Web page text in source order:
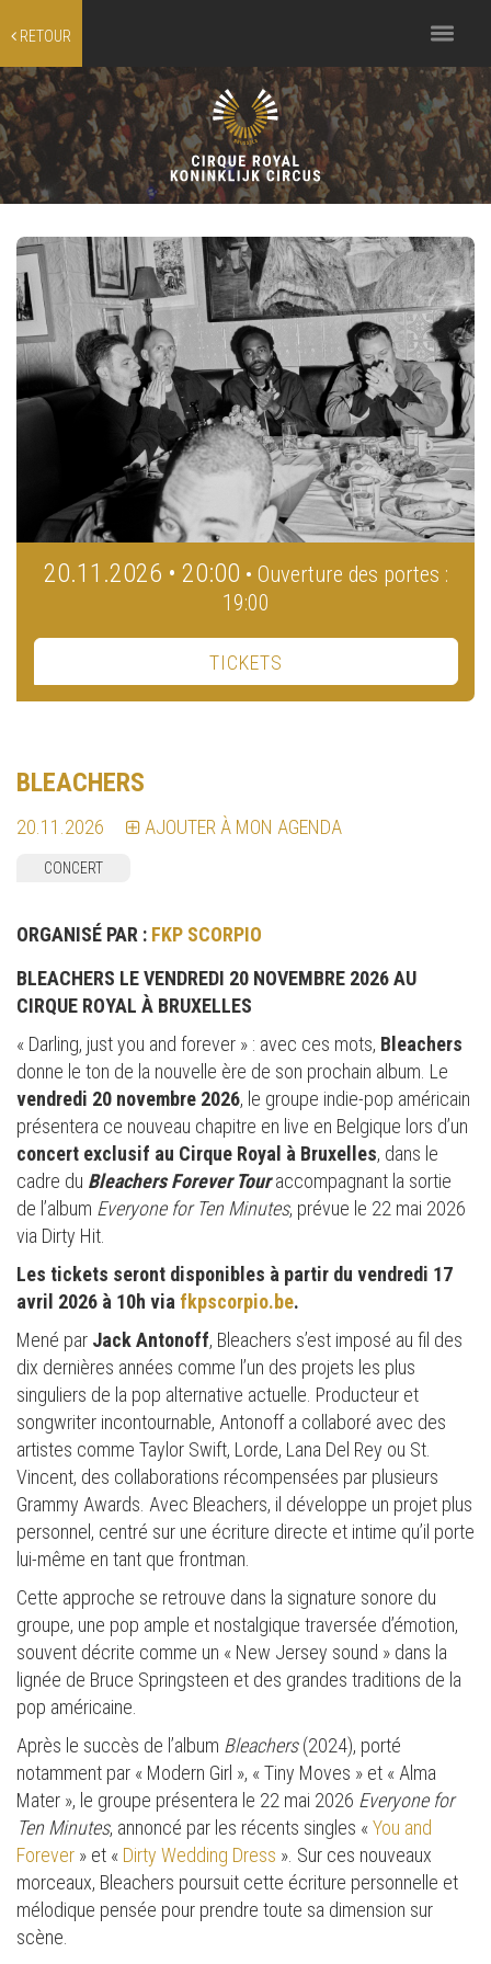
RETOUR
Toggle
navigation
20.11.2026 • 20:00 • Ouverture des portes :
19:00
TICKETS
BLEACHERS
20.11.2026 AJOUTER À MON AGENDA
CONCERT
ORGANISÉ PAR : FKP SCORPIO
BLEACHERS LE VENDREDI 20 NOVEMBRE 2026 AU
CIRQUE ROYAL À BRUXELLES
« Darling, just you and forever » : avec ces mots, Bleachers
donne le ton de la nouvelle ère de son prochain album. Le
vendredi 20 novembre 2026, le groupe indie-pop américain
présentera ce nouveau chapitre en live en Belgique lors d’un
concert exclusif au Cirque Royal à Bruxelles, dans le
cadre du Bleachers Forever Tour accompagnant la sortie
de l’album Everyone for Ten Minutes, prévue le 22 mai 2026
via Dirty Hit.
Les tickets seront disponibles à partir du vendredi 17
avril 2026 à 10h via fkpscorpio.be.
Mené par Jack Antonoff, Bleachers s’est imposé au fil des
dix dernières années comme l’un des projets les plus
singuliers de la pop alternative actuelle. Producteur et
songwriter incontournable, Antonoff a collaboré avec des
artistes comme Taylor Swift, Lorde, Lana Del Rey ou St.
Vincent, des collaborations récompensées par plusieurs
Grammy Awards. Avec Bleachers, il développe un projet plus
personnel, centré sur une écriture directe et intime qu’il porte
lui-même en tant que frontman.
Cette approche se retrouve dans la signature sonore du
groupe, une pop ample et nostalgique traversée d’émotion,
souvent décrite comme un « New Jersey sound » dans la
lignée de Bruce Springsteen et des grandes traditions de la
pop américaine.
Après le succès de l’album Bleachers(2024), porté
notamment par « Modern Girl », « Tiny Moves » et « Alma
Mater », le groupe présentera le 22 mai 2026 Everyone for
Ten Minutes, annoncé par les récents singles «You and
Forever » et « Dirty Wedding Dress ». Sur ces nouveaux
morceaux, Bleachers poursuit cette écriture personnelle et
mélodique pensée pour prendre toute sa dimension sur
scène.